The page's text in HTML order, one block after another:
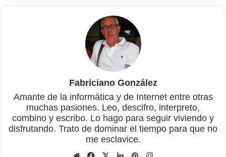
Fabriciano González
Amante de la informática y de Internet entre otras
muchas pasiones. Leo, descifro, interpreto,
combino y escribo. Lo hago para seguir viviendo y
disfrutando. Trato de dominar el tiempo para que no
me esclavice.
Sitio
Facebook
X LinkedInPinterest